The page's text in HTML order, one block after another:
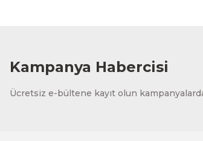
Kampanya Habercisi
Ücretsiz e-bültene kayıt olun